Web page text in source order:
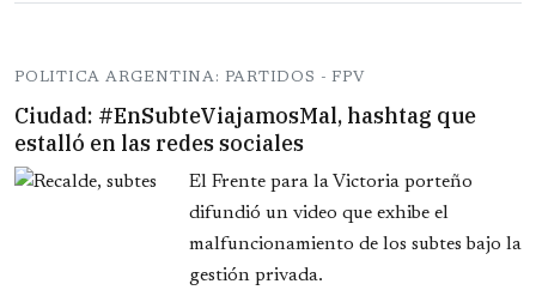
POLITICA ARGENTINA: PARTIDOS - FPV
Ciudad: #EnSubteViajamosMal, hashtag que
estalló en las redes sociales
El Frente para la Victoria porteño
difundió un video que exhibe el
malfuncionamiento de los subtes bajo la
gestión privada.